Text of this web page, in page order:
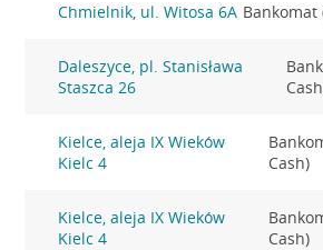
Chmielnik, ul. Witosa 6A Bankomat
Daleszyce, pl. Stanisława
Staszca 26
Kielce, aleja IX Wieków
Kielc 4
Cash)
Kielce, aleja IX Wieków
Kielc 4
Cash)